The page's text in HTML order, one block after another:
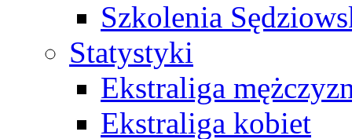
Szkolenia
Statystyki
Ekstraliga
Ekstraliga kobiet